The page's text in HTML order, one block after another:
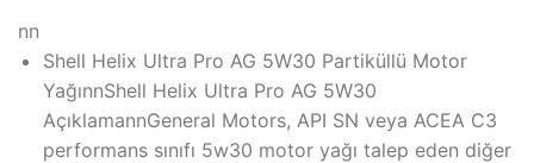
nn
Shell Helix Ultra Pro AG 5W30 Partiküllü Motor
YağınnShell Helix Ultra Pro AG 5W30
AçıklamannGeneral Motors, API SN veya ACEA C3
performans sınıfı 5w30 motor yağı talep eden diğer